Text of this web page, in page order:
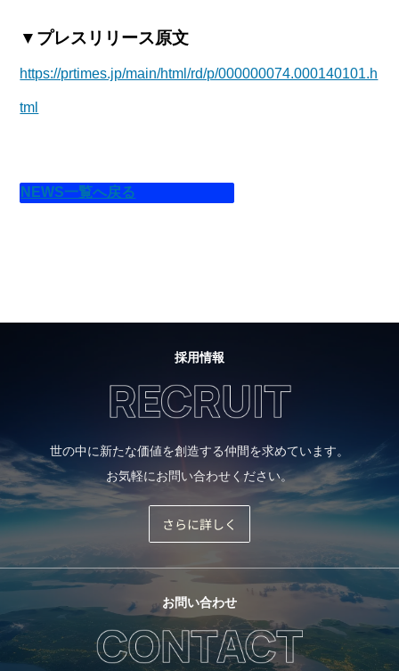
▼プレスリリース原文
https://prtimes.jp/main/html/rd/p/000000074.000140101.h
tml
NEWS一覧へ戻る
採用情報
世の中に新たな価値を創造する仲間を求めています。
お気軽にお問い合わせください。
さらに詳しく
お問い合わせ